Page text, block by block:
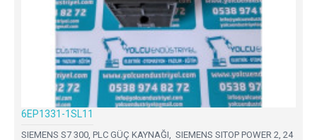
6EP1331-1SL11
SIEMENS S7 300, PLC GÜÇ KAYNAĞI, SIEMENS SITOP POWER 2, 24